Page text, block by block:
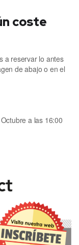
coste
a reservar lo antes
de abajo o en el
a las 16:00